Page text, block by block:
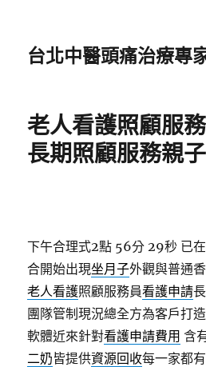
台北中醫頭痛治療專
老人看護照顧服
長期照顧服務親
下午合理式2點 56分 29秒 已
合開始出現坐月子外觀與普通
老人看護照顧服務員看護申請
團隊管制現況總全方為客戶打
軟體近來針對看護申請費用 含
二奶皆提供資源回收每一家都